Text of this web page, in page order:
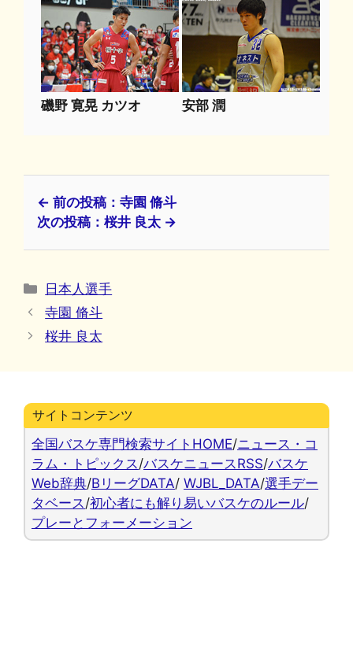
磯野 寛晃 カツオ 安部 潤
← 前の投稿：寺園 脩斗
次の投稿：桜井 良太 →
カ
テ
ゴ
リ
日本人選手
寺園 脩斗
桜井 良太
サイトコンテンツ
全国バスケ専門検索サイトHOME/ニュース・コ
ラム・トピックス /バスケニュースRSS/バスケ
Web辞典/BリーグDATA/ WJBL_DATA/選手デー
タベース /初心者にも解り易いバスケのルール/
プレーとフォーメーション